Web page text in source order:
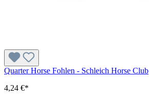
Quarter Horse Fohlen - Schleich Horse Club
4,24 €*